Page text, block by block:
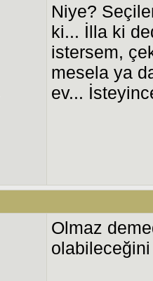
Niye?
ki... İlla ki
istersem,
mesela ya
ev...
Olmaz